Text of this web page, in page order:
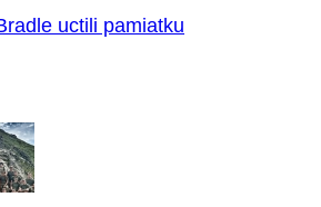
uctili pamiatku